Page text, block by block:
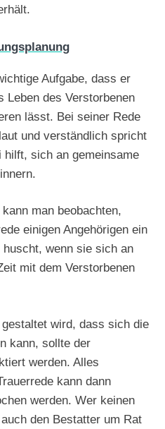
Aufgabe, dass er
Leben des Verstorbenen
lässt. Bei seiner Rede
und verständlich spricht
hilft, sich an gemeinsame
man beobachten,
einigen Angehörigen ein
wenn sie sich an
mit dem Verstorbenen
wird, dass sich die
kann, sollte der
werden. Alles
kann dann
werden. Wer keinen
den Bestatter um Rat